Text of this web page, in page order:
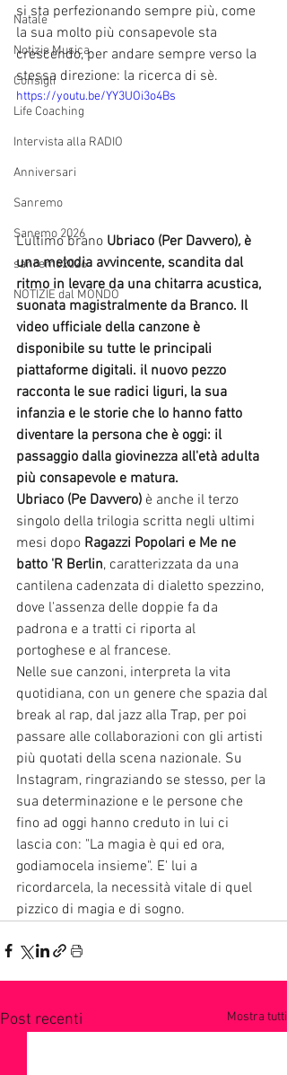
Natale
Notizie Musica
Consigli
Life Coaching
Intervista alla RADIO
Anniversari
Sanremo
Sanemo 2026
sanremo2026
NOTIZIE dal MONDO
si sta perfezionando sempre più, come
la sua molto più consapevole sta
crescendo, per andare sempre verso la
stessa direzione: la ricerca di sè.
https://youtu.be/YY3UOi3o4Bs
L'ultimo brano Ubriaco (Per Davvero), è
una melodia avvincente, scandita dal
ritmo in levare da una chitarra acustica,
suonata magistralmente da Branco. Il
video ufficiale della canzone è
disponibile su tutte le principali
piattaforme digitali. il nuovo pezzo
racconta le sue radici liguri, la sua
infanzia e le storie che lo hanno fatto
diventare la persona che è oggi: il
passaggio dalla giovinezza all'età adulta
più consapevole e matura.
Ubriaco (Pe Davvero) è anche il terzo
singolo della trilogia scritta negli ultimi
mesi dopo Ragazzi Popolari e Me ne
batto 'R Berlin, caratterizzata da una
cantilena cadenzata di dialetto spezzino,
dove l'assenza delle doppie fa da
padrona e a tratti ci riporta al
portoghese e al francese.
Nelle sue canzoni, interpreta la vita
quotidiana, con un genere che spazia dal
break al rap, dal jazz alla Trap, per poi
passare alle collaborazioni con gli artisti
più quotati della scena nazionale. Su
Instagram, ringraziando se stesso, per la
sua determinazione e le persone che
fino ad oggi hanno creduto in lui ci
lascia con: "La magia è qui ed ora,
godiamocela insieme". E' lui a
ricordarcela, la necessità vitale di quel
pizzico di magia e di sogno.
Post recenti Mostra tutti